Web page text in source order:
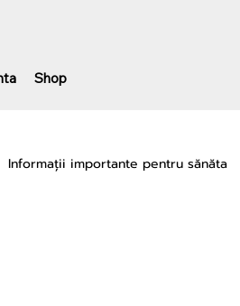
Shop
Informații importante pentru sănăta